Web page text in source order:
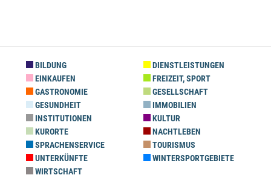
BILDUNG
DIENSTLEISTUNGEN
EINKAUFEN
FREIZEIT, SPORT
GASTRONOMIE
GESELLSCHAFT
GESUNDHEIT
IMMOBILIEN
INSTITUTIONEN
KULTUR
KURORTE
NACHTLEBEN
SPRACHENSERVICE
TOURISMUS
UNTERKÜNFTE
WINTERSPORTGEBIETE
WIRTSCHAFT